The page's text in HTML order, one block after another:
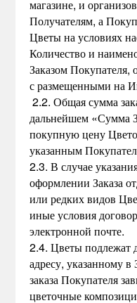
магазине, и
Получателям, а
Цветы на условиях
Количество и
Заказом
с размещенными на
2.2. Общая сумма
дальнейшем «Сумма
покупную цену
указанным
2.3. В случае
оформлении Заказа
или редких видов
иные условия
электронной почте.
2.4. Цветы подлежат
адресу, указанному
заказа Покупателя
цветочные